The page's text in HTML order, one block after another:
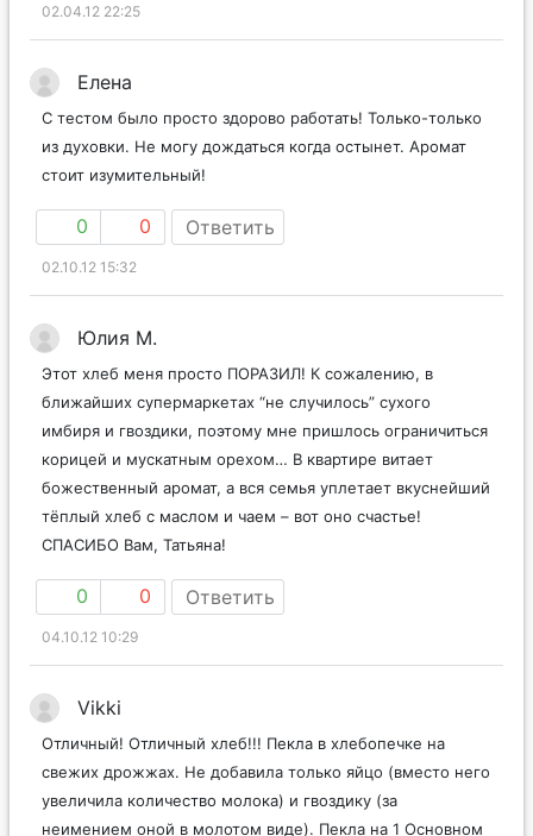
02.04.12 22:25
Елена
С тестом было просто здорово работать! Только-только
из духовки. Не могу дождаться когда остынет. Аромат
стоит изумительный!
0 0 Ответить
02.10.12 15:32
Юлия М.
Этот хлеб меня просто ПОРАЗИЛ! К сожалению, в
ближайших супермаркетах “не случилось” сухого
имбиря и гвоздики, поэтому мне пришлось ограничиться
корицей и мускатным орехом… В квартире витает
божественный аромат, а вся семья уплетает вкуснейший
тёплый хлеб с маслом и чаем – вот оно счастье!
СПАСИБО Вам, Татьяна!
0 0 Ответить
04.10.12 10:29
Vikki
Отличный! Отличный хлеб!!! Пекла в хлебопечке на
свежих дрожжах. Не добавила только яйцо (вместо него
увеличила количество молока) и гвоздику (за
неимением оной в молотом виде). Пекла на 1 Основном